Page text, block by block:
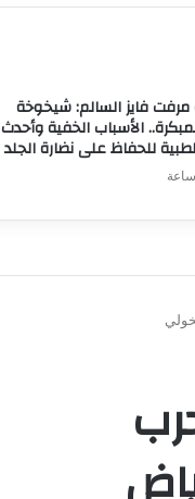
مرفت فايز السالم: شيخوخة
الأسباب الخفية وأحدث
للحفاظ على نضارة الجلد